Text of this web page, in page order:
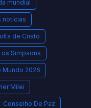
mundial
notícias
de Cristo
os Simpsons
Mundo 2026
Milei
Conselho De Paz